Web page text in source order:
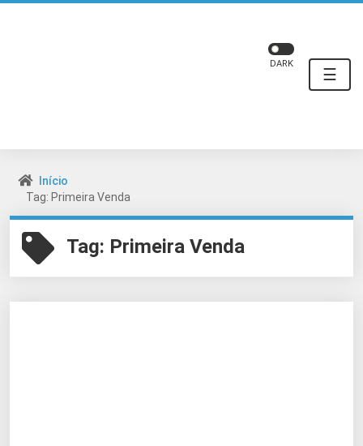
☰
DARK
Início
Tag: Primeira Venda
Tag: Primeira Venda